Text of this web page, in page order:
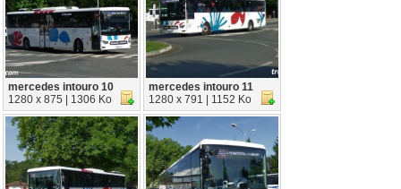
mercedes intouro 10
1280 x 875 | 1306 Ko
mercedes intouro 11
1280 x 791 | 1152 Ko